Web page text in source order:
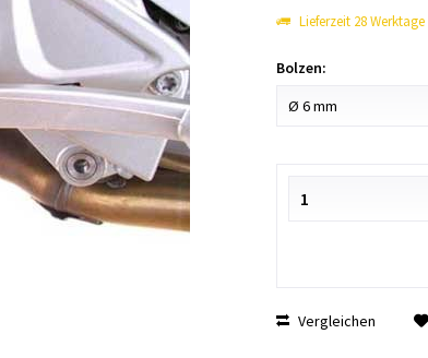
Lieferzeit 28 Werktage
Bolzen:
Vergleichen